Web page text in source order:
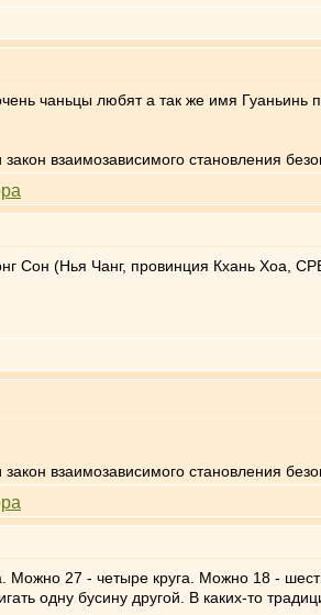
чаньцы любят а так же имя Гуаньинь
взаимозависимого становления
Сон (Нья Чанг, провинция Кхань Хоа,
взаимозависимого становления
Можно 27 - четыре круга. Можно 18 -
одну бусину другой. В каких-то